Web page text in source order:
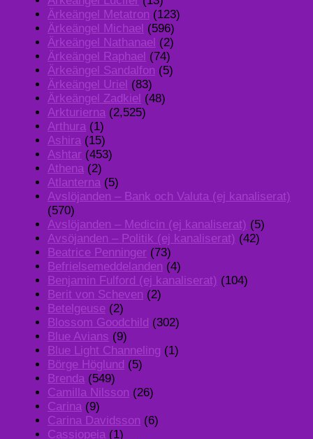
Ärkeängel Metatron (123)
Ärkeängel Michael (596)
Ärkeängel Nathanael (2)
Ärkeängel Raphael (74)
Ärkeängel Sandalfon (5)
Ärkeängel Uriel (83)
Ärkeängel Zadkiel (48)
Arkturierna (2,525)
Arthura (1)
Ashira (15)
Ashtar (453)
Athena (2)
Atlanterna (5)
Avslöjanden – Bank och Valuta (ej kanaliserat)
(570)
Avslöjanden – Medicin (ej kanaliserat) (5)
Avsöjanden – Politik (ej kanaliserat) (42)
Beatrice Penninger (73)
Befrielsemeddelanden (4)
Benjamin Fulford (ej kanaliserat) (104)
Berit von Scheven (2)
Betelgeuse (2)
Blossom Goodchild (302)
Blue Avians (9)
Blue Light Channeling (1)
Börge Höglund (5)
Brenda (549)
Camilla Nilsson (26)
Carina (9)
Carina Davidsson (6)
Cassiopeia (1)